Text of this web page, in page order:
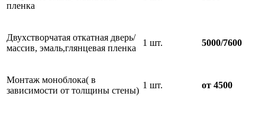
пленка
Двухстворчатая откатная дверь/
массив, эмаль,глянцевая пленка
1 шт. 5000/7600
Монтаж моноблока( в
зависимости от толщины стены)
1 шт. от 4500